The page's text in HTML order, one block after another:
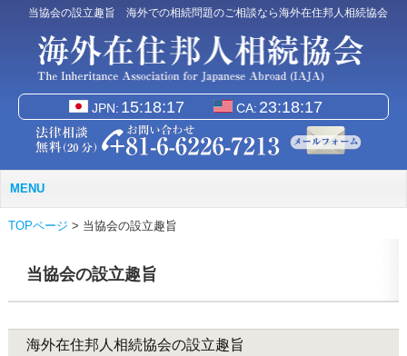
当協会の設立趣旨 海外での相続問題のご相談なら海外在住邦人相続協会
JPN: CA:
MENU
TOPページ > 当協会の設立趣旨
当協会の設立趣旨
海外在住邦人相続協会の設立趣旨